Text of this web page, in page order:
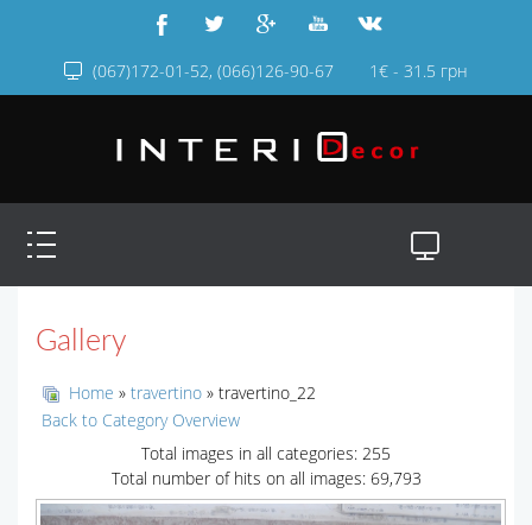
(067)172-01-52, (066)126-90-67 1€ - 31.5 грн
Gallery
Home » travertino » travertino_22
Back to Category Overview
Total images in all categories: 255
Total number of hits on all images: 69,793